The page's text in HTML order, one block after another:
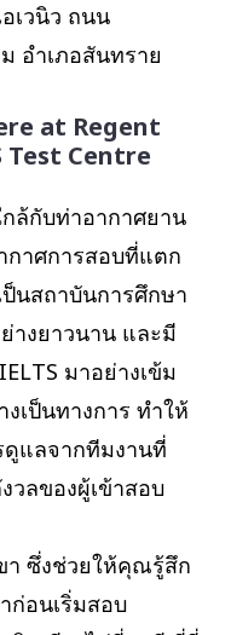
เวนิว ถนน
อำเภอสันทราย
at Regent
Test Centre
ล้กับท่าอากาศยาน
กาศการสอบที่แตก
นสถาบันการศึกษา
างยาวนาน และมี
มาอย่างเข้ม
เป็นทางการ ทำให้
แลจากทีมงานที่
วลของผู้เข้าสอบ
า ซึ่งช่วยให้คุณรู้สึก
ก่อนเริ่มสอบ